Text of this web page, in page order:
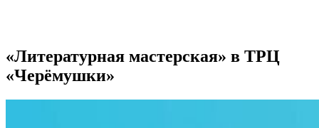
«Литературная мастерская» в ТРЦ
«Черёмушки»